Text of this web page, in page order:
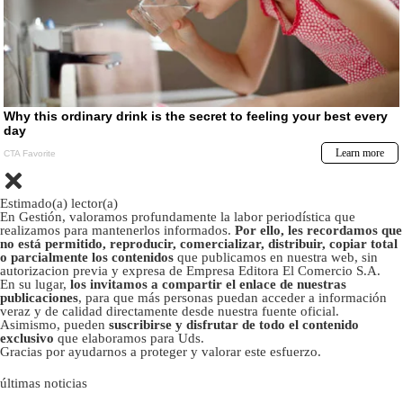
Estimado(a) lector(a)
En Gestión, valoramos profundamente la labor periodística que
realizamos para mantenerlos informados. Por ello, les recordamos que
no está permitido, reproducir, comercializar, distribuir, copiar total
o parcialmente los contenidos que publicamos en nuestra web, sin
autorizacion previa y expresa de Empresa Editora El Comercio S.A.
En su lugar, los invitamos a compartir el enlace de nuestras
publicaciones, para que más personas puedan acceder a información
veraz y de calidad directamente desde nuestra fuente oficial.
Asimismo, pueden suscribirse y disfrutar de todo el contenido
exclusivo que elaboramos para Uds.
Gracias por ayudarnos a proteger y valorar este esfuerzo.
últimas noticias